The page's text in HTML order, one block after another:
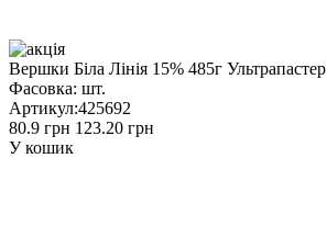
Вершки Біла Лінія 15% 485г Ультрапастер
Фасовка: шт.
Артикул:425692
80.9 грн 123.20 грн
У кошик